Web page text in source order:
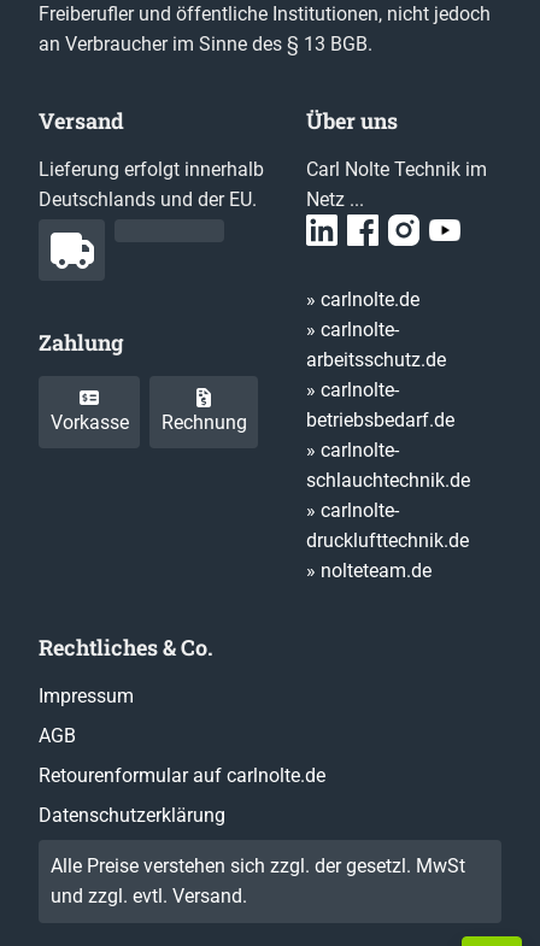
Freiberufler und öffentliche Institutionen, nicht jedoch
an Verbraucher im Sinne des § 13 BGB.
Versand
Lieferung erfolgt innerhalb
Deutschlands und der EU.
Zahlung
Vorkasse Rechnung
Über uns
Carl Nolte Technik im
Netz ...
» carlnolte.de
» carlnolte-
arbeitsschutz.de
» carlnolte-
betriebsbedarf.de
» carlnolte-
schlauchtechnik.de
» carlnolte-
drucklufttechnik.de
» nolteteam.de
Rechtliches & Co.
Impressum
AGB
Retourenformular auf carlnolte.de
Datenschutzerklärung
Alle Preise verstehen sich zzgl. der gesetzl. MwSt
und zzgl. evtl. Versand.